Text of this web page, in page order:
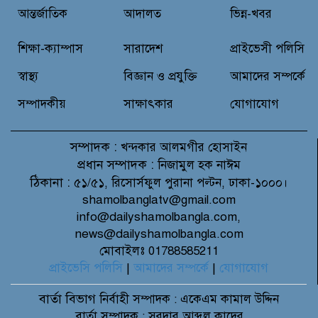
মাগুরায় আন্তর্জাতিক আদিবাসী দিবসে
র‍্যালি ও আলোচনা সভা অনুষ্ঠিত
আন্তর্জাতিক
আদালত
ভিন্ন-খবর
শিক্ষা-ক্যাম্পাস
স্বাস্থ্য
সম্পাদকীয়
সারাদেশ
বিজ্ঞান ও প্রযুক্তি
সাক্ষাৎকার
প্রাইভেসী পলিসি
আমাদের সম্পর্কে
যোগাযোগ
সম্পাদক : খন্দকার আলমগীর হোসাইন
প্রধান সম্পাদক : নিজামুল হক নাঈম
ঠিকানা : ৫১/৫১, রিসোর্সফুল পুরানা পল্টন, ঢাকা-১০০০।
shamolbanglatv@gmail.com
info@dailyshamolbangla.com,
news@dailyshamolbangla.com
মোবাইলঃ 01788585211
প্রাইভেসি পলিসি | আমাদের সম্পর্কে | যোগাযোগ
বার্তা বিভাগনির্বাহী সম্পাদক : একেএম কামাল উদ্দিন